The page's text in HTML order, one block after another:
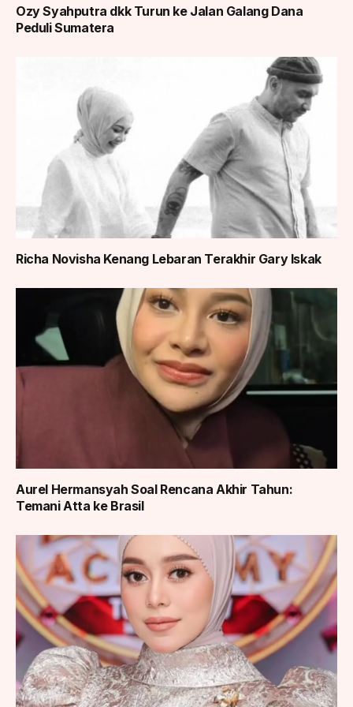
Ozy Syahputra dkk Turun ke Jalan Galang Dana
Peduli Sumatera
Richa Novisha Kenang Lebaran Terakhir Gary Iskak
Aurel Hermansyah Soal Rencana Akhir Tahun:
Temani Atta ke Brasil